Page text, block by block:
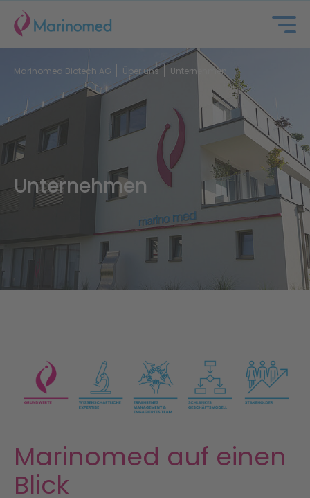
Portfolio
Investoren & ESG
News & Publikationen
Unternehmen
Marinomed Biotech AG Über uns Unternehmen
Marinomed auf einen
Blick